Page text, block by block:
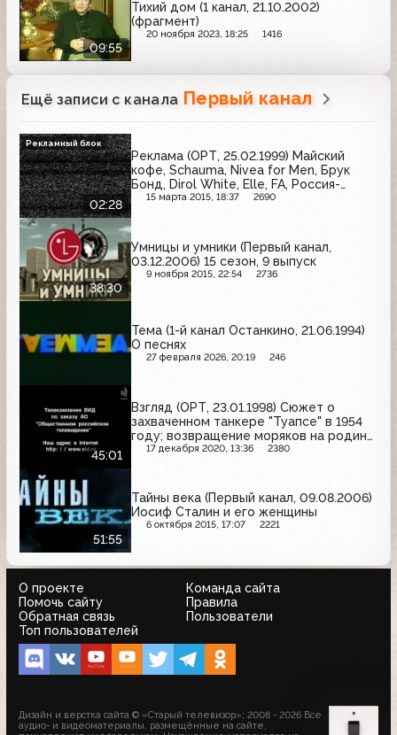
09:55
Тихий дом (1 канал, 21.10.2002)
(фрагмент)
20 ноября 2023, 18:25 1416
Ещё записи с канала Первый канал
02:28
Реклама (ОРТ, 25.02.1999) Майский
кофе, Schauma, Nivea for Men, Брук
Бонд, Dirol White, Elle, FA, Россия-
Щедрая душа
15 марта 2015, 18:37 2690
Рекламный блок
38:30
Умницы и умники (Первый канал,
03.12.2006) 15 сезон, 9 выпуск
9 ноября 2015, 22:54 2736
Тема (1-й канал Останкино, 21.06.1994)
О песнях
27 февраля 2026, 20:19 246
45:01
Взгляд (ОРТ, 23.01.1998) Сюжет о
захваченном танкере "Туапсе" в 1954
году; возвращение моряков на родину,
встреча с родными в аэропорту
17 декабря 2020, 13:36 2380
51:55
Тайны века (Первый канал, 09.08.2006)
Иосиф Сталин и его женщины
6 октября 2015, 17:07 2221
О проекте
Команда сайта
Помочь сайту
Правила
Обратная связь
Пользователи
Топ пользователей
Дизайн и верстка сайта © «Старый телевизор»; 2008 - 2026 Все
аудио- и видеоматериалы, размещённые на сайте,